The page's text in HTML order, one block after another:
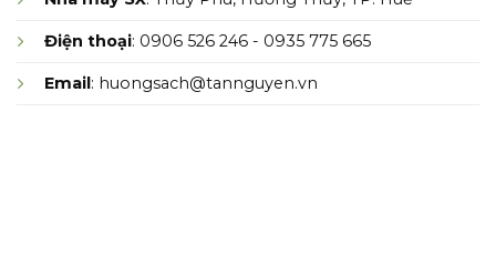
Điện thoại: 0906 526 246 - 0935 775 665
Email: huongsach@tannguyen.vn